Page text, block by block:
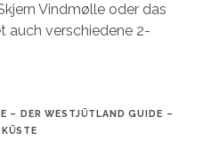
Vindmølle oder das
auch verschiedene 2-
– DER WESTJÜTLAND GUIDE –